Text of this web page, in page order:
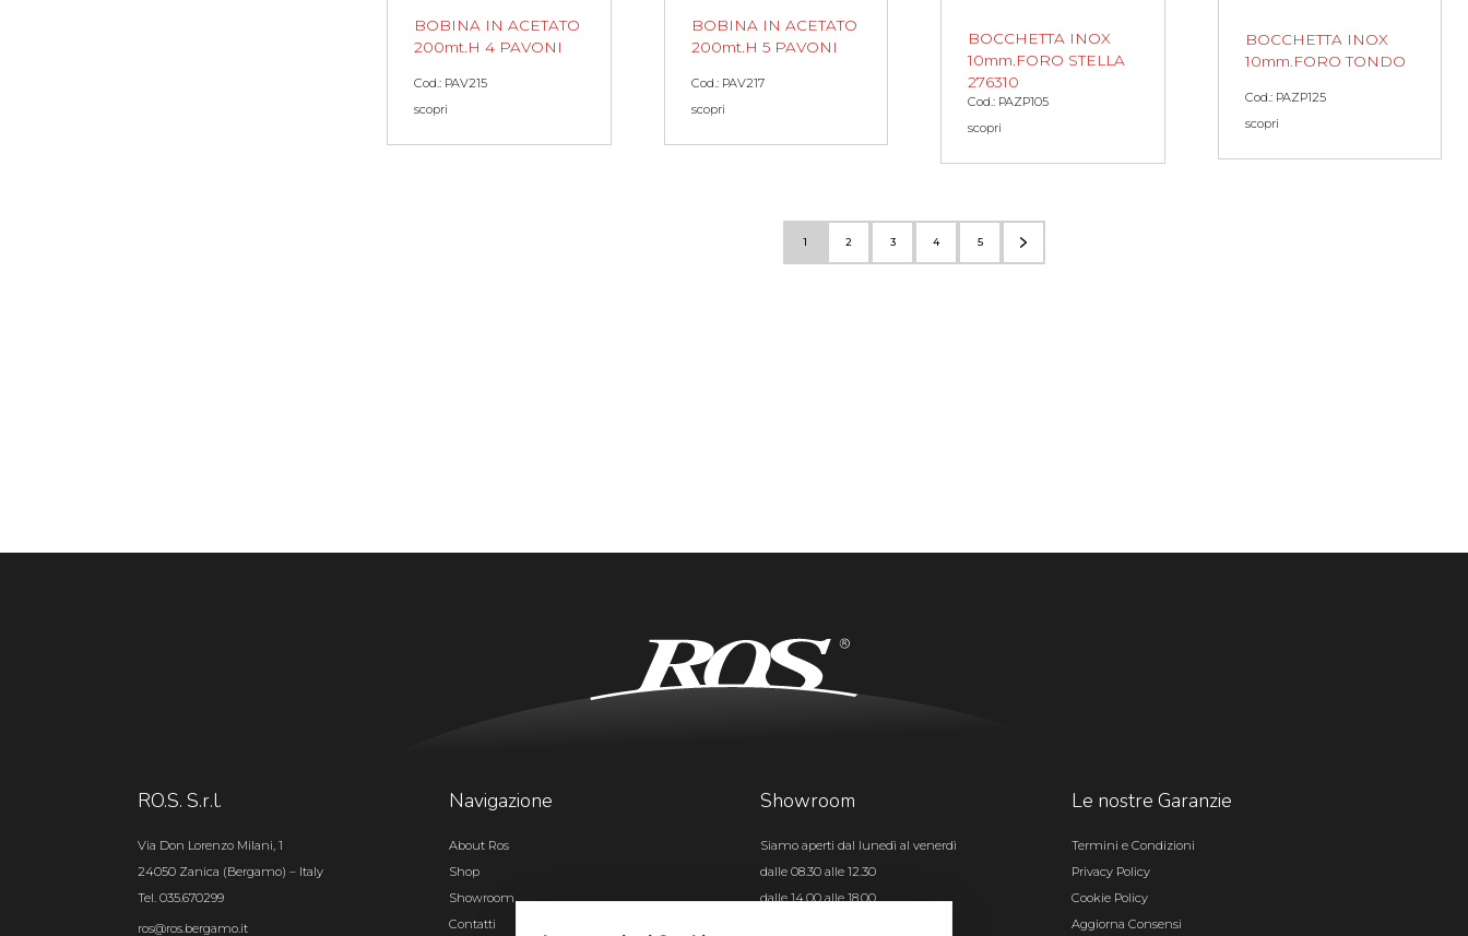
BOBINA IN ACETATO
200mt.H 4 PAVONI
Cod.: PAV215
scopri
BOBINA IN ACETATO
200mt.H 5 PAVONI
Cod.: PAV217
scopri
BOCCHETTA INOX
10mm.FORO STELLA
276310
Cod.: PAZP105
scopri
BOCCHETTA INOX
10mm.FORO TONDO
Cod.: PAZP125
scopri
1 2 3 4 5
RO.S. S.r.l.
Via Don Lorenzo Milani, 1
24050 Zanica (Bergamo) – Italy
Tel. 035.670299
ros@ros.bergamo.it
Navigazione
About Ros
Shop
Showroom
Contatti
Showroom
Siamo aperti dal lunedì al venerdì
dalle 08.30 alle 12.30
dalle 14.00 alle 18.00
Le nostre Garanzie
Termini e Condizioni
Privacy Policy
Cookie Policy
Aggiorna Consensi